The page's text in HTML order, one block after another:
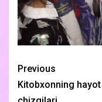
Previous
Kitobxonning hayot